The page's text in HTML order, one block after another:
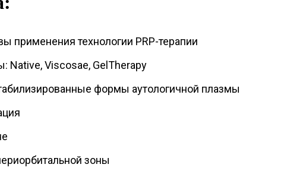
применения технологии PRP-терапии
Nаtive, Viscosae, GelTherapy
формы аутологичной плазмы
зоны